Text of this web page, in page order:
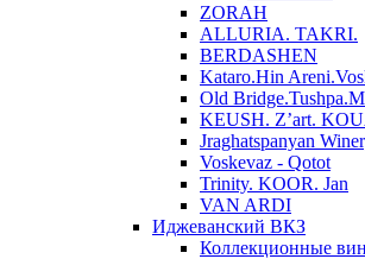
ZORAH
ALLURIA. TAKRI.
BERDASHEN
Kataro.Hin
Old
KEUSH. Z’art.
Jraghatspanyan
Voskevaz - Qotot
Trinity. KOOR. Jan
VAN ARDI
Иджеванский ВКЗ
Коллекционные